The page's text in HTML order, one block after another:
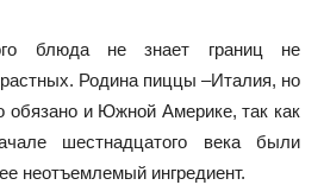
блюда не знает границ не
Родина пиццы –Италия, но
обязано и Южной Америке, так как
шестнадцатого века были
неотъемлемый ингредиент.